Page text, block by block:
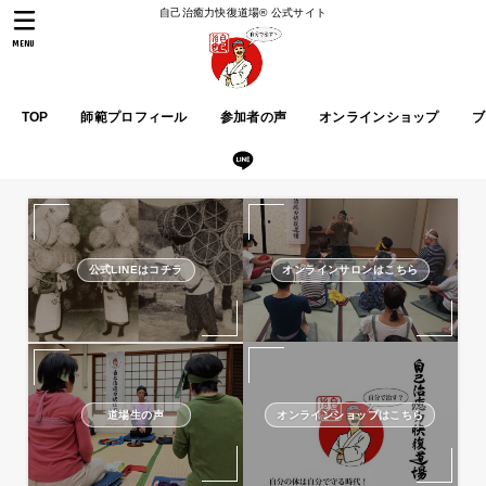
自己治癒力快復道場® 公式サイト
TOP 師範プロフィール 参加者の声 オンラインショップ
MENU
公式LINEはコチラ オンラインサロンはこちら
道場生の声 オンラインショップはこちら